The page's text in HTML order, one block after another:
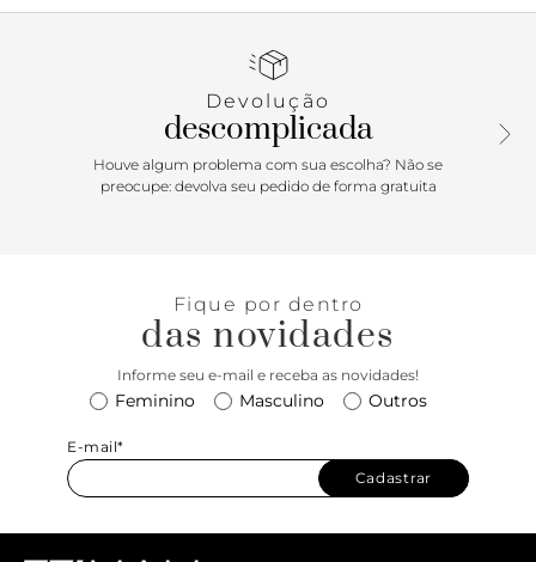
cheio de personalidade. Combine com um tailleur preto,
Devolução
descomplicada
Houve algum problema com sua escolha? Não se
preocupe: devolva seu pedido de forma gratuita
Fique por dentro
das novidades
Informe seu e-mail e receba as novidades!
Feminino Masculino Outros
E-mail*
Cadastrar